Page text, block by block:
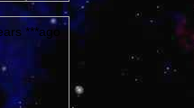
***ago